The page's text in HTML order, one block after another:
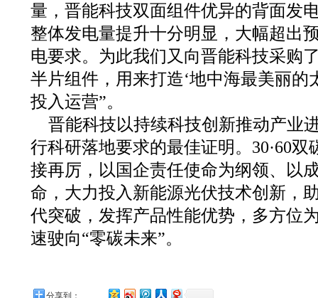
量，晋能科技双面组件优异的背面发
整体发电量提升十分明显，大幅超出
电要求。为此我们又向晋能科技采购
半片组件，用来打造‘地中海最美丽的
投入运营”。
晋能科技以持续科技创新推动产业
行科研落地要求的最佳证明。30·60
接再厉，以国企责任使命为纲领、以
命，大力投入新能源光伏技术创新，
代突破，发挥产品性能优势，多方位
速驶向“零碳未来”。
分享到：